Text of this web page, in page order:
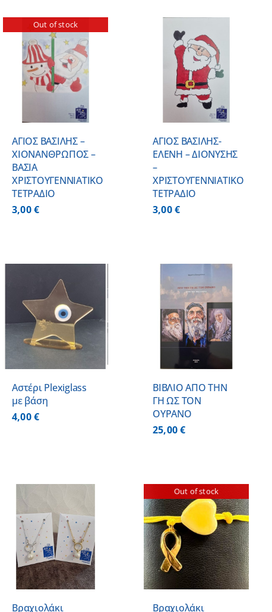
Out of stock
ΑΓΙΟΣ ΒΑΣΙΛΗΣ –
ΧΙΟΝΑΝΘΡΩΠΟΣ –
ΒΑΣΙΑ
ΧΡΙΣΤΟΥΓΕΝΝΙΑΤΙΚΟ
ΤΕΤΡΑΔΙΟ
3,00€
ΠΡΟΣΘΗΚΗ ΣΤΟ
ΚΑΛΑΘΙ
ΛΕΠΤΟΜΕΡΕΙΕΣ
ΑΓΙΟΣ ΒΑΣΙΛΗΣ-
ΕΛΕΝΗ – ΔΙΟΝΥΣΗΣ
–
ΧΡΙΣΤΟΥΓΕΝΝΙΑΤΙΚΟ
ΤΕΤΡΑΔΙΟ
3,00€
ΛΕΠΤΟΜΕΡΕΙΕΣ
Αστέρι Plexiglass
με βάση
4,00€
ΠΡΟΣΘΗΚΗ ΣΤΟ
ΚΑΛΑΘΙ
/
ΛΕΠΤΟΜΕΡΕΙΕΣ
ΒΙΒΛΙΟ ΑΠΟ ΤΗΝ
ΓΗ ΩΣ ΤΟΝ
ΟΥΡΑΝΟ
25,00€
ΛΕΠΤΟΜΕΡΕΙΕΣ
Βραχιολάκι
Out of stock
ΛΕΠΤΟΜΕΡΕΙΕΣ
Βραχιολάκι
ΠΡΟΣΘΗΚΗ ΣΤΟ
ΚΑΛΑΘΙ
/
ΛΕΠΤΟΜΕΡΕΙΕΣ